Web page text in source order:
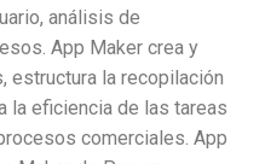
análisis de
App Maker crea y
estructura la recopilación
la eficiencia de las tareas
comerciales. App